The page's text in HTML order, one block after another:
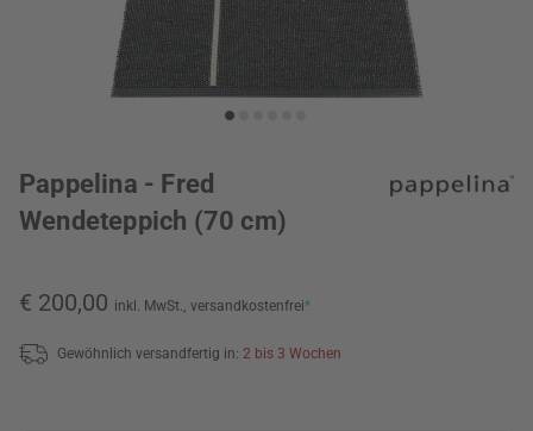
Pappelina - Fred
Wendeteppich (70 cm)
€ 200,00 inkl. MwSt., versandkostenfrei*
Gewöhnlich versandfertig in: 2 bis 3 Wochen